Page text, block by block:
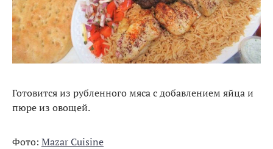
Готовится из рубленного мяса с добавлением яйца и
пюре из овощей.
Фото: Mazar Cuisine